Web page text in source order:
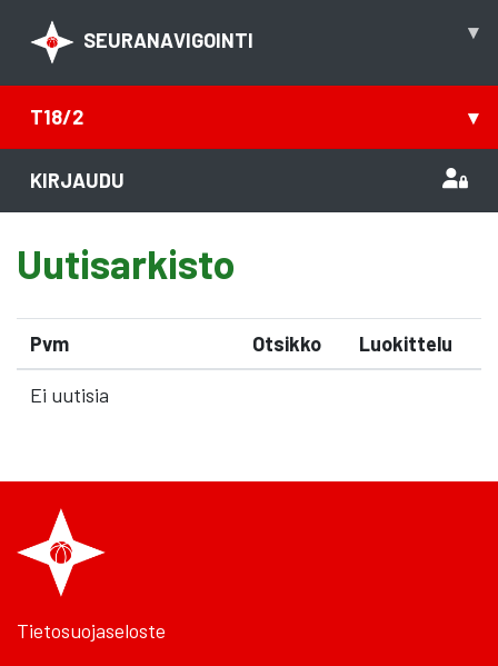
SEURANAVIGOINTI ▾
T18/2 ▾
KIRJAUDU
Uutisarkisto
Pvm Otsikko Luokittelu
Ei uutisia
Tietosuojaseloste